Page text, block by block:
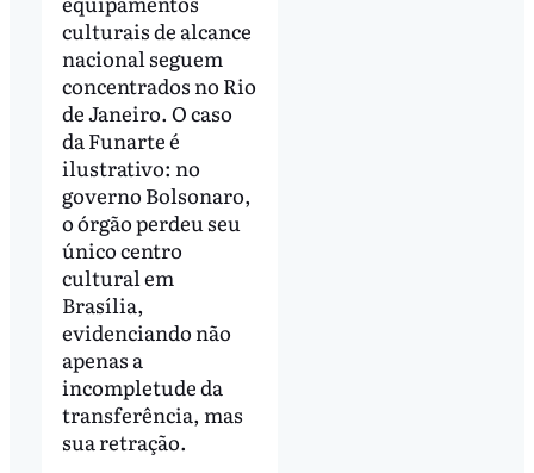
culturais de alcance
nacional seguem
concentrados no Rio
de Janeiro. O caso
da Funarte é
ilustrativo: no
governo Bolsonaro,
o órgão perdeu seu
único centro
cultural em
Brasília,
evidenciando não
apenas a
incompletude da
transferência, mas
sua retração.